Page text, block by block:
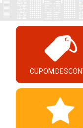
CUPOM